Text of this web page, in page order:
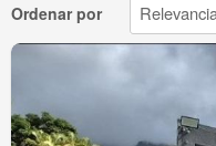
Ordenar por